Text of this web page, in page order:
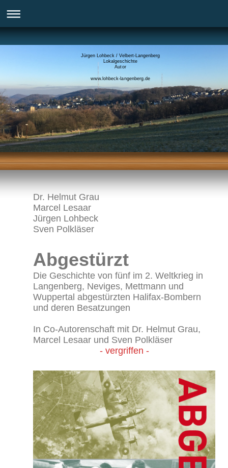
Jürgen Lohbeck / Velbert-Langenberg
Lokalgeschichte
Autor
www.lohbeck-langenberg.de
Dr. Helmut Grau
Marcel Lesaar
Jürgen Lohbeck
Sven Polkläser
Abgestürzt
Die Geschichte von fünf im 2. Weltkrieg in
Langenberg, Neviges, Mettmann und
Wuppertal abgestürzten Halifax-Bombern
und deren Besatzungen
In Co-Autorenschaft mit Dr. Helmut Grau,
Marcel Lesaar und Sven Polkläser
- vergriffen -